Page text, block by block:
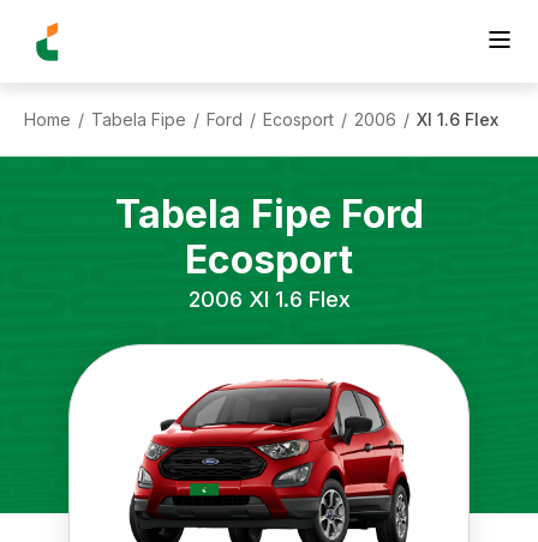
Home / Tabela Fipe / Ford / Ecosport / 2006 / Xl 1.6 Flex
Tabela Fipe Ford
Ecosport
2006 Xl 1.6 Flex